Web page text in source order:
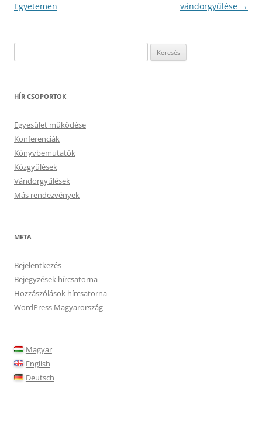
Egyetemen
vándorgyűlése →
HÍR CSOPORTOK
Egyesület működése
Konferenciák
Könyvbemutatók
Közgyűlések
Vándorgyűlések
Más rendezvények
META
Bejelentkezés
Bejegyzések hírcsatorna
Hozzászólások hírcsatorna
WordPress Magyarország
Magyar
English
Deutsch